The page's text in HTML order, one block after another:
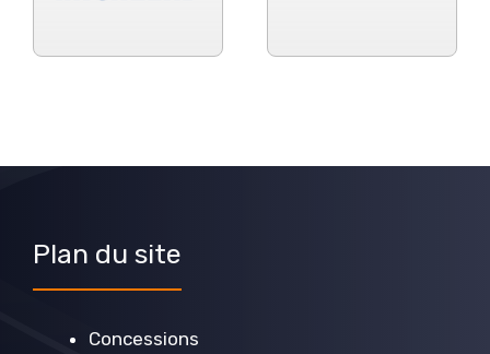
Plan du site
Concessions